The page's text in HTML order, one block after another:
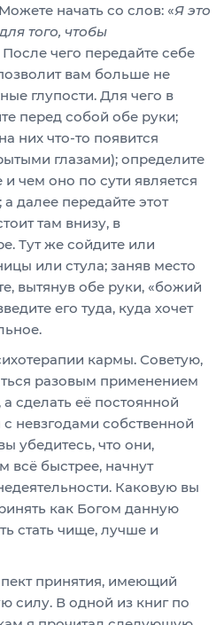
начать со слов: «Я это
того, чтобы
После чего передайте себе
вам больше не
глупости. Для чего в
перед собой обе руки;
них что-то появится
глазами); определите
и чем оно по сути является
далее передайте этот
там внизу, в
Тут же сойдите или
или стула; заняв место
вытянув обе руки, «божий
его туда, куда хочет
кармы. Советую,
разовым применением
сделать её постоянной
невзгодами собственной
убедитесь, что они,
всё быстрее, начнут
Каковую вы
как Богом данную
стать чище, лучше и
принятия, имеющий
силу. В одной из книг по